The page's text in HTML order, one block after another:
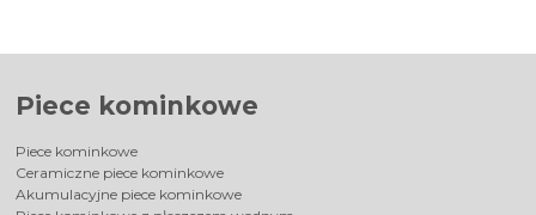
Piece kominkowe
Piece kominkowe
Ceramiczne piece kominkowe
Akumulacyjne piece kominkowe